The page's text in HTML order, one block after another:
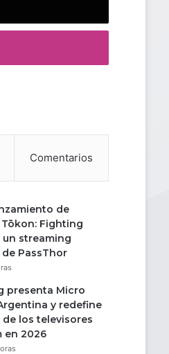
Comentarios
de
Tōkon: Fighting
un streaming
PassThor
presenta Micro
y redefine
los televisores
en 2026